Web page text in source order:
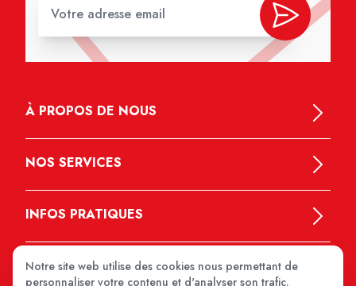
À PROPOS DE NOUS
NOS SERVICES
INFOS PRATIQUES
Notre site web utilise des cookies nous permettant de
personnaliser votre contenu et d'analyser son trafic.